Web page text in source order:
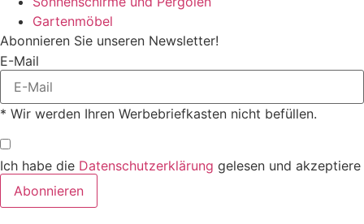
Gartenmöbel
Abonnieren Sie unseren Newsletter!
E-Mail
* Wir werden Ihren Werbebriefkasten nicht befüllen.
Ich habe die Datenschutzerklärung gelesen und akzeptiere
Abonnieren